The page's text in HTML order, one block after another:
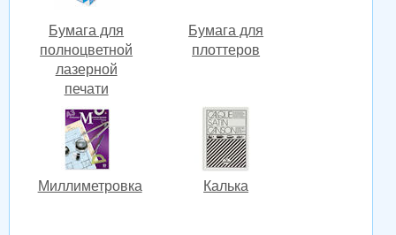
Бумага для
полноцветной
лазерной
печати
Бумага для
плоттеров
Миллиметровка Калька